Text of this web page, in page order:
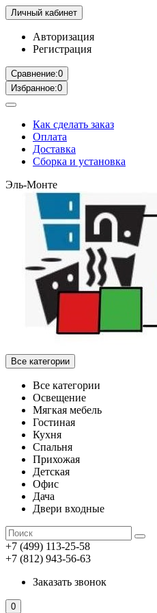
Личный кабинет
Авторизация
Регистрация
Сравнение:0
Избранное:0
Как сделать заказ
Оплата
Доставка
Сборка и установка
Эль-Монте
Все категории
Все категории
Освещение
Мягкая мебель
Гостиная
Кухня
Спальня
Прихожая
Детская
Офис
Дача
Двери входные
+7 (499) 113-25-58
+7 (812) 943-56-63
Заказать звонок
0